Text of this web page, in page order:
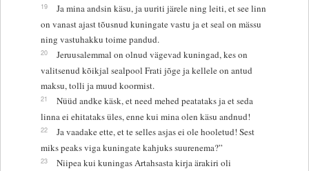
19
Ja mina andsin käsu, ja uuriti järele ning leiti, et see linn
on vanast ajast tõusnud kuningate vastu ja et seal on mässu
ning vastuhakku toime pandud.
20
Jeruusalemmal on olnud vägevad kuningad, kes on
valitsenud kõikjal sealpool Frati jõge ja kellele on antud
maksu, tolli ja muud koormist.
21
Nüüd andke käsk, et need mehed peatataks ja et seda
linna ei ehitataks üles, enne kui mina olen käsu andnud!
22
Ja vaadake ette, et te selles asjas ei ole hooletud! Sest
miks peaks viga kuningate kahjuks suurenema?”
23
Niipea kui kuningas Artahsasta kirja ärakiri oli